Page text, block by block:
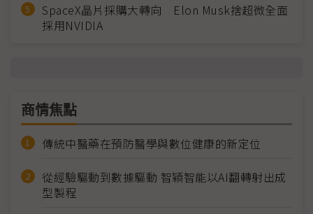
SpaceX晶片採購大轉向 Elon Musk捨超微全面
採用NVIDIA
商情焦點
傳統中醫藥在預防醫學與數位健康的新定位
從經驗驅動到數據驅動 智穎智能以AI翻轉射出成
型製程